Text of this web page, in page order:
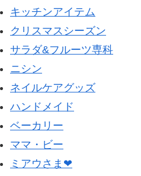
キッチンアイテム
クリスマスシーズン
サラダ&フルーツ専科
ニシン
ネイルケアグッズ
ハンドメイド
ベーカリー
ママ・ビー
ミアウさま❤